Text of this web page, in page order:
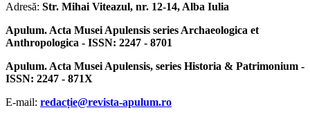
Adresă: Str. Mihai Viteazul, nr. 12-14, Alba Iulia
Apulum. Acta Musei Apulensis series Archaeologica et
Anthropologica - ISSN: 2247 - 8701
Apulum. Acta Musei Apulensis, series Historia & Patrimonium -
ISSN: 2247 - 871X
E-mail: redacție@revista-apulum.ro